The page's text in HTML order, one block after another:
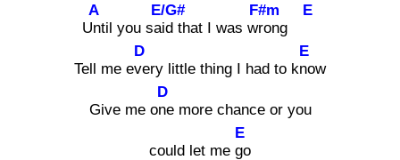
Unt
A
il you said
E/G#
that I was wro
F#m
ng
E
Tell me eve
D
ry little thing I had to kno
E
w
Give me one
D
more chance or you
could let me go
E